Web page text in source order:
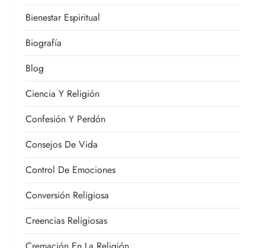
Bienestar Espiritual
Biografía
Blog
Ciencia Y Religión
Confesión Y Perdón
Consejos De Vida
Control De Emociones
Conversión Religiosa
Creencias Religiosas